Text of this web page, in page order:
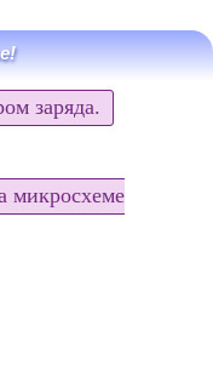
заряда.
микросхеме